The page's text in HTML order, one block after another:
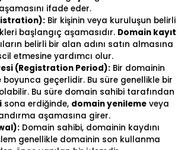
aşamasını ifade eder.
Bir kişinin veya kuruluşun belirli
başlangıç aşamasıdır. Domain kayıt
belirli bir alan adını satın almasına
etmesine yardımcı olur.
(Registration Period): Bir domainin
boyunca geçerlidir. Bu süre genellikle bir
Bu süre domain sahibi tarafından
sona erdiğinde, domain yenilemeveya
aşamasına girer.
Domain sahibi, domainin kaydını
genellikle domainin son kullanma